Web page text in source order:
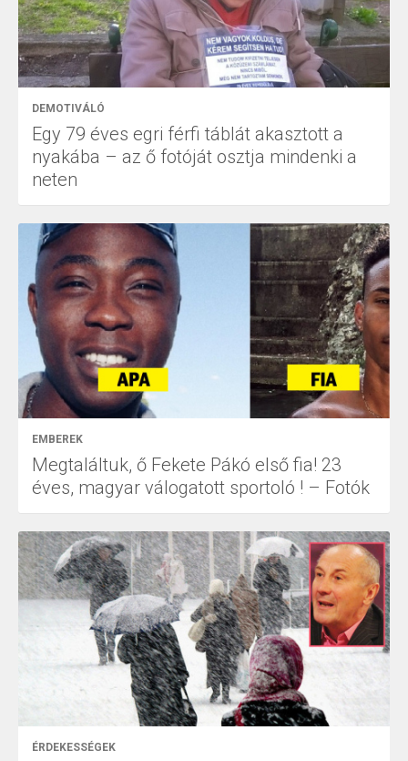
DEMOTIVÁLÓ
Egy 79 éves egri férfi táblát akasztott a
nyakába – az ő fotóját osztja mindenki a
neten
EMBEREK
Megtaláltuk, ő Fekete Pákó első fia! 23
éves, magyar válogatott sportoló ! – Fotók
ÉRDEKESSÉGEK